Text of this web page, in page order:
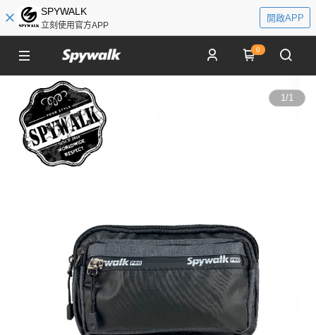
SPYWALK
立刻使用官方APP
開啟APP
0
1/1